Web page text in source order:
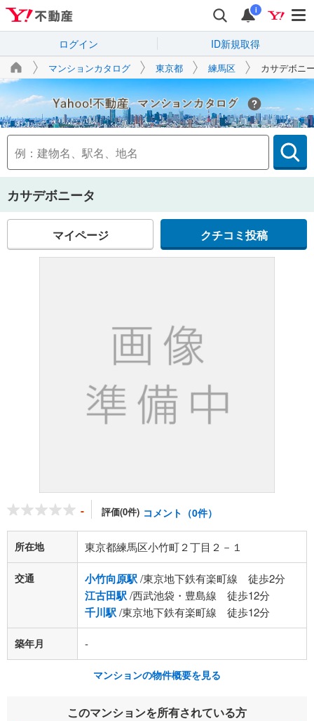
i
ログイン ID新規取得
マンションカタログ 東京都 練馬区 カサデボニ
Yahoo!不動産
カサデボニータ
マイページ クチコミ投稿
- 評価(0件) コメント（0件）
所在地 東京都練馬区小竹町２丁目２－１
交通 小竹向原駅/東京地下鉄有楽町線 徒歩2分
江古田駅/西武池袋・豊島線 徒歩12分
千川駅/東京地下鉄有楽町線 徒歩12分
築年月 -
マンションの物件概要を見る
このマンションを所有されている方